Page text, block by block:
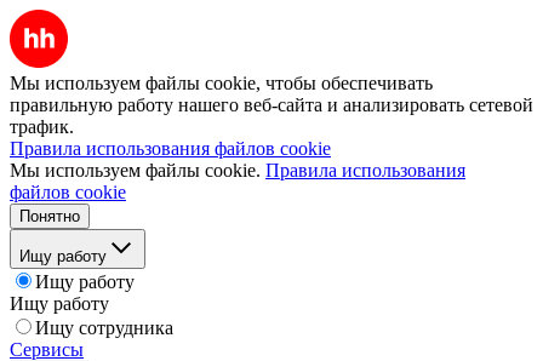
Мы используем файлы cookie, чтобы обеспечивать
правильную работу нашего веб-сайта и анализировать сетевой
трафик.
Правила использования файлов cookie
Мы используем файлы cookie. Правила использования
файлов cookie
Понятно
Ищу работу
Ищу работу
Ищу работу
Ищу сотрудника
Сервисы